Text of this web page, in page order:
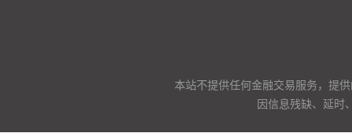
本站不提供任何金融交易服务，提
因信息残缺、延时